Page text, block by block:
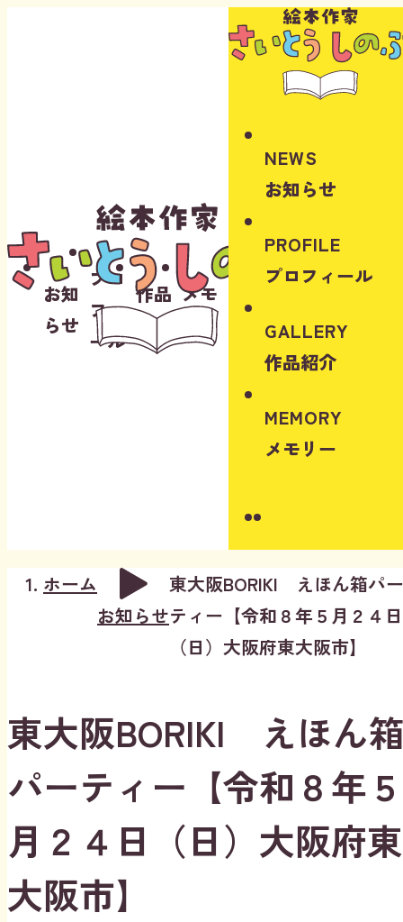
お知
らせ
プロ
フィ
ール
作品
紹介
メモ
リー
NEWS
お知らせ
PROFILE
プロフィール
GALLERY
作品紹介
MEMORY
メモリー
ホーム
お知らせ
東大阪BORIKI えほん箱パー
ティー【令和８年５月２４日
（日）大阪府東大阪市】
東大阪BORIKI えほん
パーティー【令和８年５
月２４日（日）大阪府東
大阪市】